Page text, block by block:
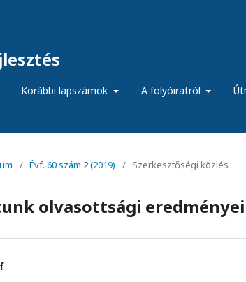
Korábbi lapszámok A folyóiratról
/ Évf. 60 szám 2 (2019) / Szerkesztőségi közlés
olvasottsági eredményei